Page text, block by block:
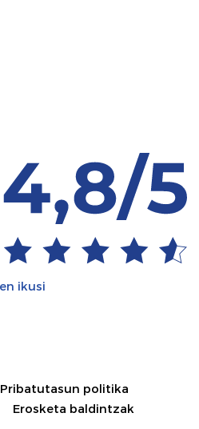
ikusi
Pribatutasun politika
Erosketa baldintzak